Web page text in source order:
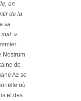
on
de la
sa
»
Nostrum
de
Az se
où
et des